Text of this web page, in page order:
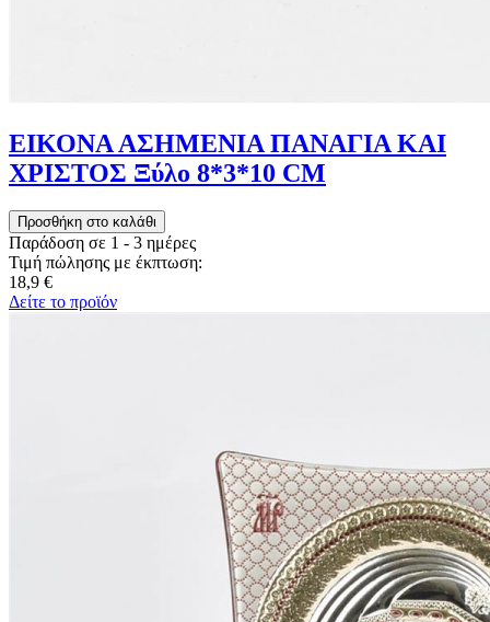
ΕΙΚΟΝΑ ΑΣΗΜΕΝΙΑ ΠΑΝΑΓΙΑ ΚΑΙ
ΧΡΙΣΤΟΣ Ξύλο 8*3*10 CM
Παράδοση σε 1 - 3 ημέρες
Τιμή πώλησης με έκπτωση:
18,9 €
Δείτε το προϊόν